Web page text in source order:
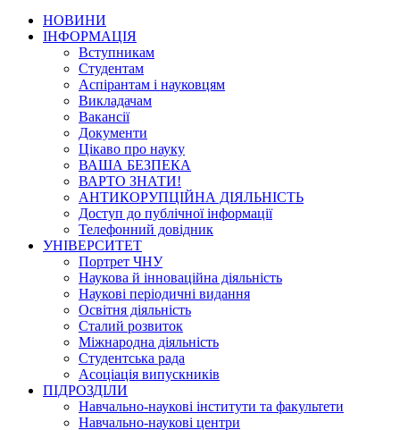
НОВИНИ
ІНФОРМАЦІЯ
Вступникам
Студентам
Аспірантам і науковцям
Викладачам
Вакансії
Документи
Цікаво про науку
ВАША БЕЗПЕКА
ВАРТО ЗНАТИ!
АНТИКОРУПЦІЙНА ДІЯЛЬНІСТЬ
Доступ до публічної інформації
Телефонний довідник
УНІВЕРСИТЕТ
Портрет ЧНУ
Наукова й інноваційна діяльність
Наукові періодичні видання
Освітня діяльність
Сталий розвиток
Міжнародна діяльність
Студентська рада
Асоціація випускників
ПІДРОЗДІЛИ
Навчально-наукові інститути та факультети
Навчально-наукові центри